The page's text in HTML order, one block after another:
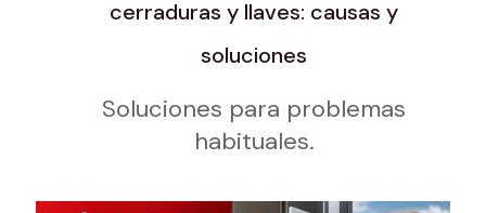
cerraduras y llaves: causas y
soluciones
Soluciones para problemas
habituales.